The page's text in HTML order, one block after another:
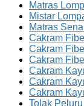
Matras
Mistar
Matras
Cakram
Cakram
Cakram
Cakram
Cakram
Cakram
Tolak